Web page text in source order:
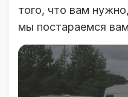
того, что вам нужно,
мы постараемся